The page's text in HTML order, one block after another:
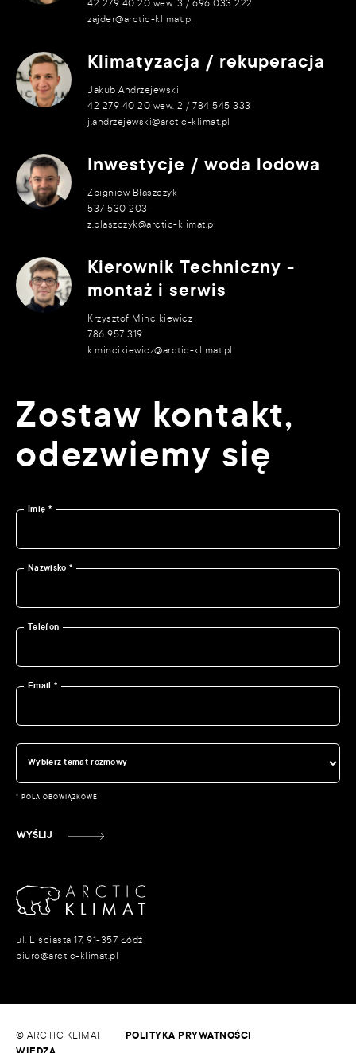
42 279 40 20 wew. 3 / 696 033 222
zajder@arctic-klimat.pl
Klimatyzacja / rekuperacja
Jakub Andrzejewski
42 279 40 20 wew. 2 / 784 545 333
j.andrzejewski@arctic-klimat.pl
Inwestycje / woda lodowa
Zbigniew Błaszczyk
537 530 203
z.blaszczyk@arctic-klimat.pl
Kierownik Techniczny -
montaż i serwis
Krzysztof Mincikiewicz
786 957 319
k.mincikiewicz@arctic-klimat.pl
Zostaw kontakt,
odezwiemy się
Imię *
Nazwisko *
Telefon
Email *
* POLA OBOWIĄZKOWE
WYŚLIJ
ul. Liściasta 17, 91-357 Łódź
biuro@arctic-klimat.pl
© ARCTIC KLIMAT
POLITYKA PRYWATNOŚCI